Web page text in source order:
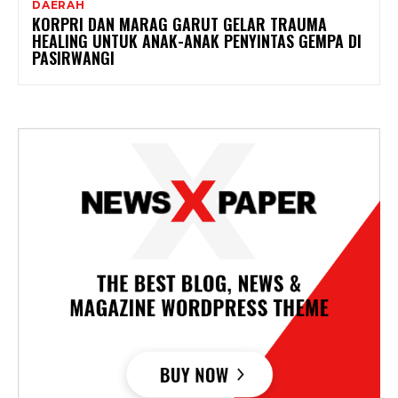
DAERAH
KORPRI DAN MARAG GARUT GELAR TRAUMA
HEALING UNTUK ANAK-ANAK PENYINTAS GEMPA DI
PASIRWANGI